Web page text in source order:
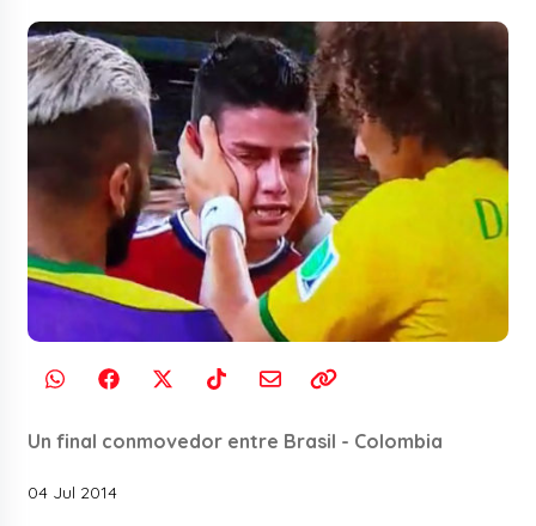
Un final conmovedor entre Brasil - Colombia
04 Jul 2014